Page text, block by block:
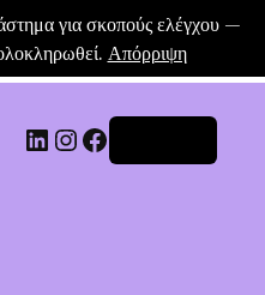
για σκοπούς ελέγχου —
Απόρριψη